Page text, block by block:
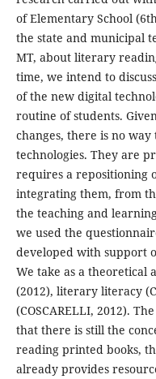
of Elementary School
the state and municipal
MT, about literary
time, we intend to
of the new digital
routine of students.
changes, there is no
technologies. They are
requires a repositioning
integrating them, from
the teaching and
we used the
developed with support
We take as a theoretical
(2012), literary literacy
(COSCARELLI, 2012).
that there is still the
reading printed books,
already provides